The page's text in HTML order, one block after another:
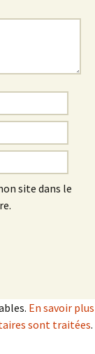
site dans le
En savoir plus
sont traitées.